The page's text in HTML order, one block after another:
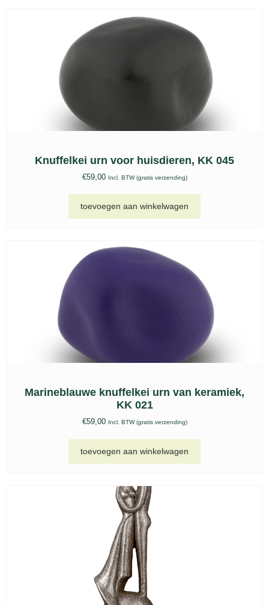
Knuffelkei urn voor huisdieren, KK 045
€59,00 Incl. BTW (gratis verzending)
toevoegen aan winkelwagen
Marineblauwe knuffelkei urn van keramiek,
KK 021
€59,00 Incl. BTW (gratis verzending)
toevoegen aan winkelwagen